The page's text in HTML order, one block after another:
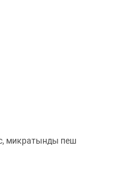
микратынды пеш